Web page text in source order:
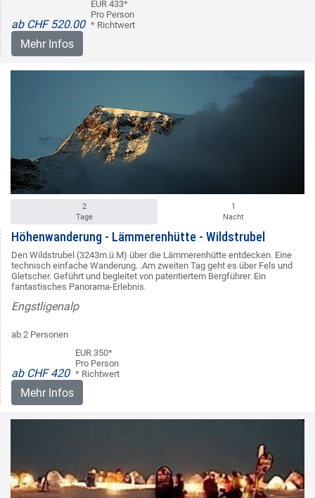
ab CHF 520.00
EUR 433*
Pro Person
* Richtwert
Mehr Infos
2
Tage
1
Nacht
Höhenwanderung - Lämmerenhütte - Wildstrubel
Den Wildstrubel (3243m.ü.M) über die Lämmerenhütte entdecken. Eine
technisch einfache Wanderung. .Am zweiten Tag geht es über Fels und
Gletscher. Geführt und begleitet von patentiertem Bergführer. Ein
fantastisches Panorama-Erlebnis.
Engstligenalp
ab 2 Personen
ab CHF 420
EUR 350*
Pro Person
* Richtwert
Mehr Infos